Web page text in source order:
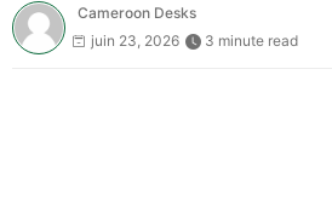
Cameroon Desks
juin 23, 2026
3 minute read